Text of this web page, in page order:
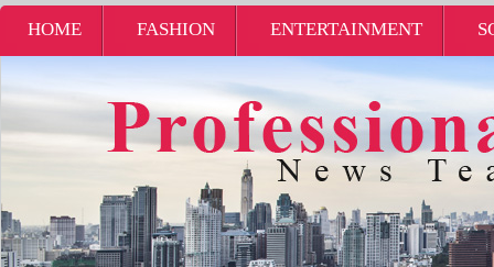
HOME FASHION ENTERTAINMENT